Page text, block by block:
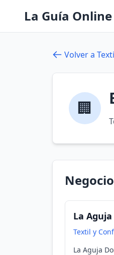
La Guía Online
Volver a
🏢
La
Textil y
La Aguja